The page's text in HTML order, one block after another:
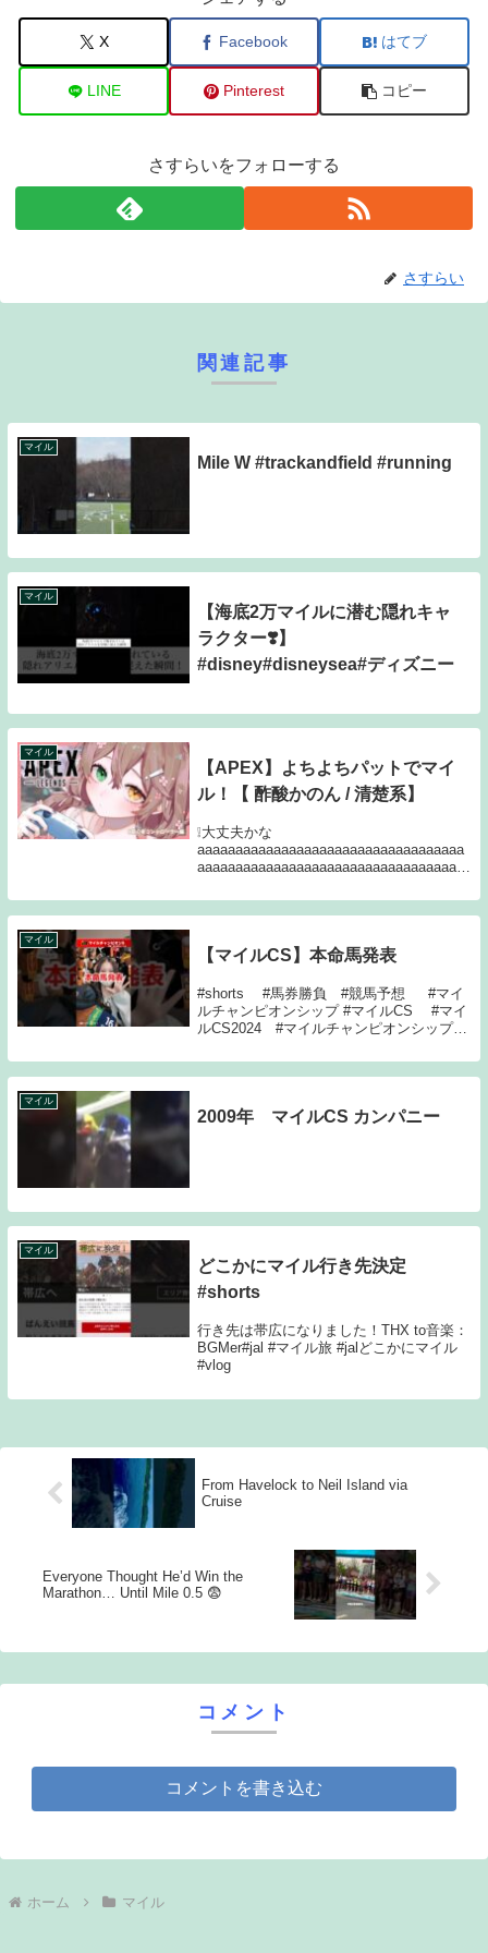
X Facebook はてブ
LINE Pinterest コピー
さすらいをフォローする
さすらい
関連記事
マイル
Mile W #trackandfield #running
マイル
【海底2万マイルに潜む隠れキャ
ラクター❣️】
#disney#disneysea#ディズニー
マイル
【APEX】よちよちパットでマイ
ル！【 酢酸かのん / 清楚系】
❕大丈夫かな
aaaaaaaaaaaaaaaaaaaaaaaaaaaaaaaaaaa
aaaaaaaaaaaaaaaaaaaaaaaaaaaaaaaaaaa
aaaaaaaaa...
マイル
【マイルCS】本命馬発表
#shorts #馬券勝負 #競馬予想 #マイ
ルチャンピオンシップ #マイルCS #マイ
ルCS2024 #マイルチャンピオンシップ
東京競馬場 #本命馬発表 #予想
マイル
2009年 マイルCS カンパニー
マイル
どこかにマイル行き先決定
#shorts
行き先は帯広になりました！THX to音楽：
BGMer#jal #マイル旅 #jalどこかにマイル
#vlog
From Havelock to Neil Island via
Cruise
Everyone Thought He’d Win the
Marathon… Until Mile 0.5 😨
コメント
コメントを書き込む
ホーム マイル